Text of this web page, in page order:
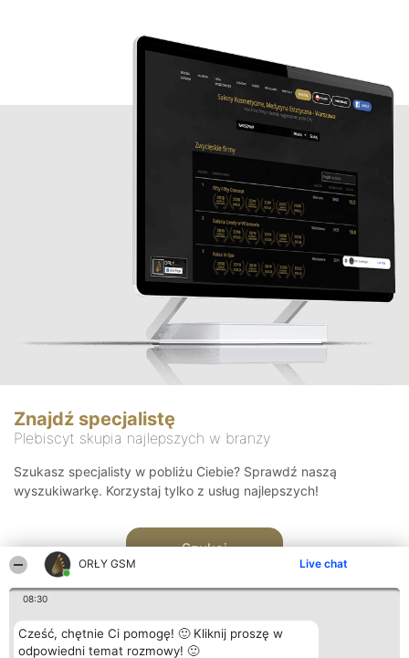
ORŁY GSM Live chat
08:30
Cześć, chętnie Ci pomogę! 🙂 Kliknij proszę w
odpowiedni temat rozmowy! 🙂
Znajdź specjalistę
Plebiscyt skupia najlepszych w branży
Szukasz specjalisty w pobliżu Ciebie? Sprawdź naszą
wyszukiwarkę. Korzystaj tylko z usług najlepszych!
Szukaj